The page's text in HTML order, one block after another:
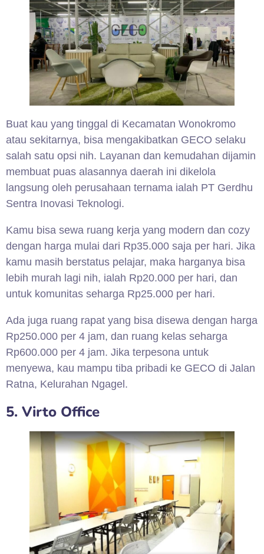
Buat kau yang tinggal di Kecamatan Wonokromo
atau sekitarnya, bisa mengakibatkan GECO selaku
salah satu opsi nih. Layanan dan kemudahan dijamin
membuat puas alasannya daerah ini dikelola
langsung oleh perusahaan ternama ialah PT Gerdhu
Sentra Inovasi Teknologi.
Kamu bisa sewa ruang kerja yang modern dan cozy
dengan harga mulai dari Rp35.000 saja per hari. Jika
kamu masih berstatus pelajar, maka harganya bisa
lebih murah lagi nih, ialah Rp20.000 per hari, dan
untuk komunitas seharga Rp25.000 per hari.
Ada juga ruang rapat yang bisa disewa dengan harga
Rp250.000 per 4 jam, dan ruang kelas seharga
Rp600.000 per 4 jam. Jika terpesona untuk
menyewa, kau mampu tiba pribadi ke GECO di Jalan
Ratna, Kelurahan Ngagel.
5. Virto Office